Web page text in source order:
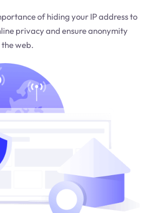
of hiding your IP address to
privacy and ensure anonymity
web.